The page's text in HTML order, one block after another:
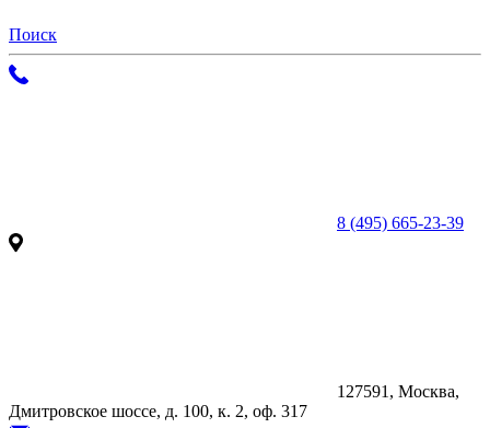
Поиск
8 (495) 665-23-39
127591, Москва,
Дмитровское шоссе, д. 100, к. 2, оф. 317